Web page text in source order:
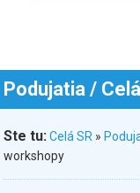
Podujatia /
Ste tu:Celá SR »
workshopy